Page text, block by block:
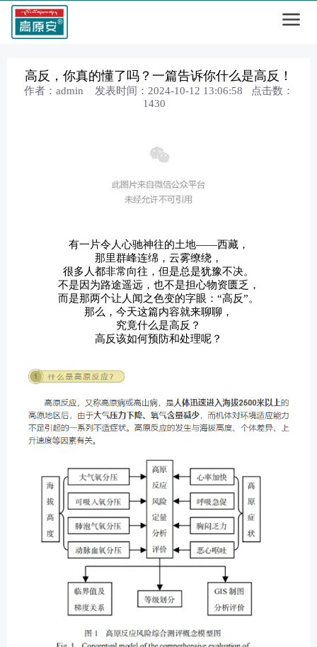
高反，你真的懂了吗？一篇告诉你什么是高反！
作者：admin 发表时间：2024-10-12 13:06:58 点击数：
1430
有一片令人心驰神往的土地——西藏，
那里群峰连绵，云雾缭绕，
很多人都非常向往，但是总是犹豫不决。
不是因为路途遥远，也不是担心物资匮乏，
而是那两个让人闻之色变的字眼：“高反”。
那么，今天这篇内容就来聊聊，
究竟什么是高反？
高反该如何预防和处理呢？